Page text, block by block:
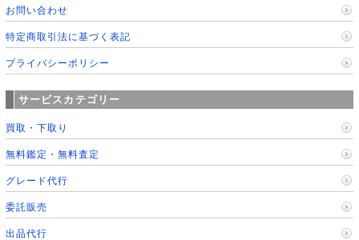
お問い合わせ
特定商取引法に基づく表記
プライバシーポリシー
サービスカテゴリー
買取・下取り
無料鑑定・無料査定
グレード代行
委託販売
出品代行